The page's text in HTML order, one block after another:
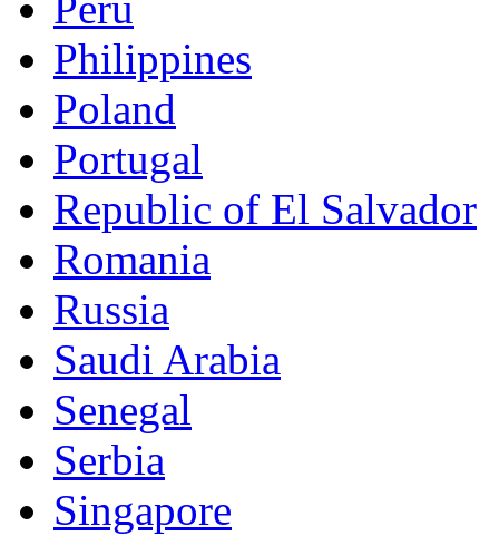
Philippines
Poland
Portugal
Republic of El Salvador
Romania
Russia
Saudi Arabia
Senegal
Serbia
Singapore